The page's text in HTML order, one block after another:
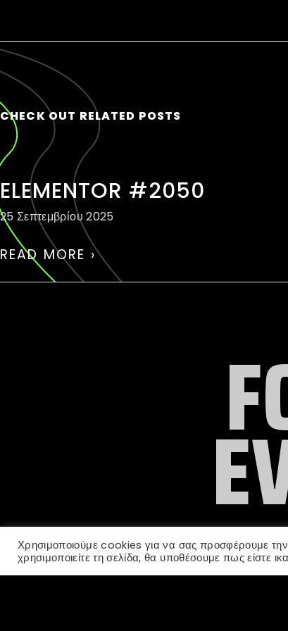
CHECK OUT RELATED POSTS
ELEMENTOR #2050
25 Σεπτεμβρίου 2025
READ MORE ›
WEDDINGS EVENTS LIVE
Χρησιμοποιούμε cookies για να σας προσφέρουμε
χρησιμοποιείτε τη σελίδα, θα υποθέσουμε πως είστε